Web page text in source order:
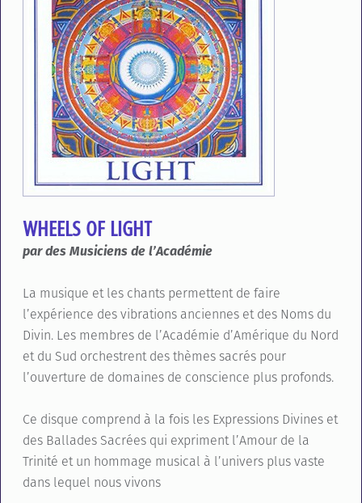
WHEELS OF LIGHT
par des Musiciens de l’Académie
La musique et les chants permettent de faire
l’expérience des vibrations anciennes et des Noms du
Divin. Les membres de l’Académie d’Amérique du Nord
et du Sud orchestrent des thèmes sacrés pour
l’ouverture de domaines de conscience plus profonds.
Ce disque comprend à la fois les Expressions Divines et
des Ballades Sacrées qui expriment l’Amour de la
Trinité et un hommage musical à l’univers plus vaste
dans lequel nous vivons